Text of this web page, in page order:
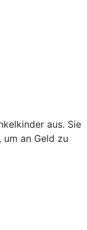
aus. Sie
an Geld zu